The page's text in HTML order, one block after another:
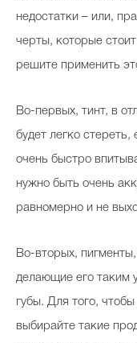
недостатки – или,
черты, которые
решите применить
Во-первых, тинт, в
будет легко
очень быстро
нужно быть очень
равномерно и не
Во-вторых,
делающие его таким
губы. Для того,
выбирайте такие